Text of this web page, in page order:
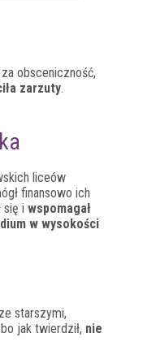
obsceniczność,
zarzuty.
liceów
finansowo ich
się i wspomagał
w wysokości
starszymi,
jak twierdził, nie